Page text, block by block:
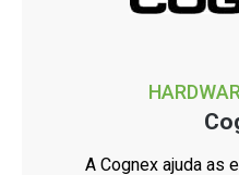
A Cognex ajuda as